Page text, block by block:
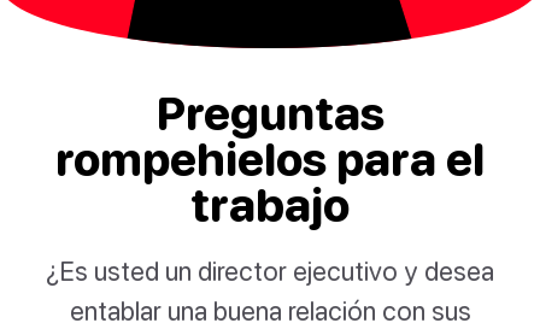
Preguntas
rompehielos para el
trabajo
¿Es usted un director ejecutivo y desea
entablar una buena relación con sus